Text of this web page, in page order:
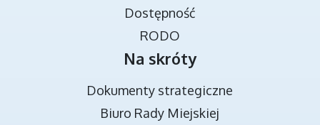
Dostępność
RODO
Na skróty
Dokumenty strategiczne
Biuro Rady Miejskiej